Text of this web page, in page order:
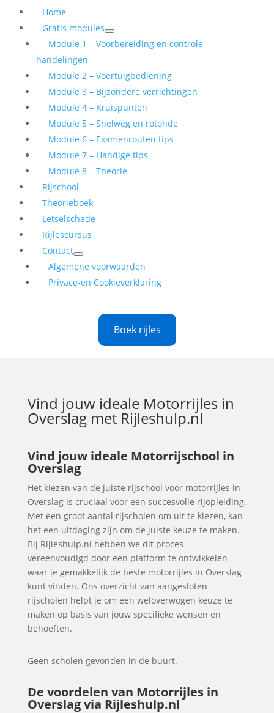
Home
Gratis modules
Module 1 – Voorbereiding en controle
handelingen
Module 2 – Voertuigbediening
Module 3 – Bijzondere verrichtingen
Module 4 – Kruispunten
Module 5 – Snelweg en rotonde
Module 6 – Examenrouten tips
Module 7 – Handige tips
Module 8 – Theorie
Rijschool
Theorieboek
Letselschade
Rijlescursus
Contact
Algemene voorwaarden
Privace-en Cookieverklaring
Boek rijles
Vind jouw ideale Motorrijles in
Overslagmet Rijleshulp.nl
Vind jouw ideale Motorrijschool in
Overslag
Het kiezen van de juiste rijschool voor motorrijles in
Overslag is cruciaal voor een succesvolle rijopleiding.
Met een groot aantal rijscholen om uit te kiezen, kan
het een uitdaging zijn om de juiste keuze te maken.
Bij Rijleshulp.nl hebben we dit proces
vereenvoudigd door een platform te ontwikkelen
waar je gemakkelijk de beste motorrijles in Overslag
kunt vinden. Ons overzicht van aangesloten
rijscholen helpt je om een weloverwogen keuze te
maken op basis van jouw specifieke wensen en
behoeften.
Geen scholen gevonden in de buurt.
De voordelen van Motorrijles in
Overslag via Rijleshulp.nl